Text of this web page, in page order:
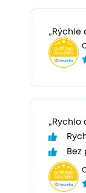
„Rýchle
„Rychlo
Bez